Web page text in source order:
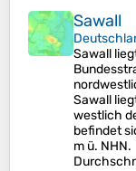
Sawall
Sawall
Sawall
westlich
befindet
m ü. NHN.